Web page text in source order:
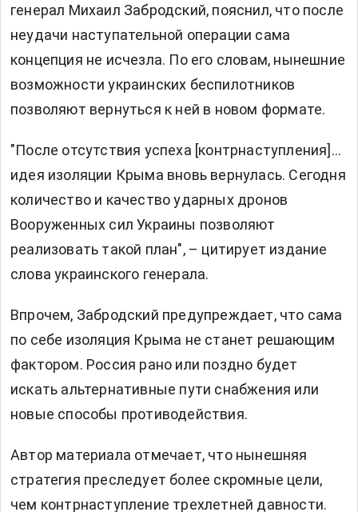
генерал Михаил Забродский, пояснил, что после
неудачи наступательной операции сама
концепция не исчезла. По его словам, нынешние
возможности украинских беспилотников
позволяют вернуться к ней в новом формате.
"После отсутствия успеха [контрнаступления]...
идея изоляции Крыма вновь вернулась. Сегодня
количество и качество ударных дронов
Вооруженных сил Украины позволяют
реализовать такой план", – цитирует издание
слова украинского генерала.
Впрочем, Забродский предупреждает, что сама
по себе изоляция Крыма не станет решающим
фактором. Россия рано или поздно будет
искать альтернативные пути снабжения или
новые способы противодействия.
Автор материала отмечает, что нынешняя
стратегия преследует более скромные цели,
чем контрнаступление трехлетней давности.